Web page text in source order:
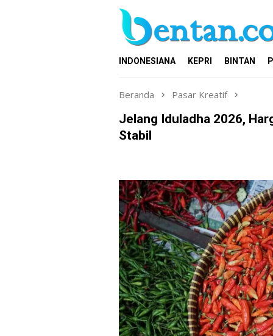
INDONESIANA KEPRI BINTAN
Beranda Pasar Kreatif
Jelang Iduladha 2026,
Stabil